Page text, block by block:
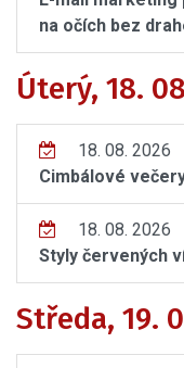
na očích bez
Úterý, 18.
18. 08. 2026
Cimbálové
18. 08. 2026
Styly červených
Středa, 19.